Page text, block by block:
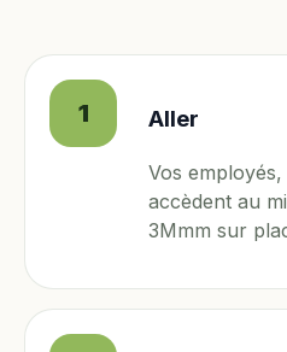
1 Aller
Vos
accèdent au
3Mmm sur